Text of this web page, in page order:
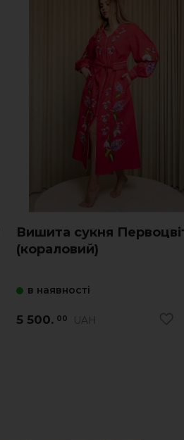
Вишита сукня
(кораловий)
в наявності
5 500. 00 UAH